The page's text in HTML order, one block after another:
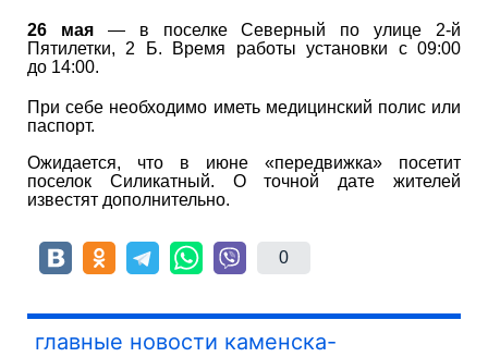
26 мая— в поселке Северный по улице 2-й
Пятилетки, 2 Б. Время работы установки с 09:00
до 14:00.
При себе необходимо иметь медицинский полис или
паспорт.
Ожидается, что в июне «передвижка» посетит
поселок Силикатный. О точной дате жителей
известят дополнительно.
0
главные новости каменска-